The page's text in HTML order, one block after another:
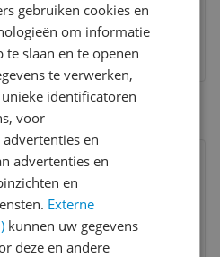
levertijd | Gratis bezorgd >
product
gebruiken cookies en
om informatie
te slaan en te openen
te verwerken,
identificatoren
voor
en
advertenties en
en
Externe
kunnen uw gegevens
deze en andere